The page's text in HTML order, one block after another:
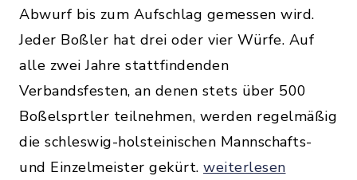
Abwurf bis zum Aufschlag gemessen wird.
Jeder Boßler hat drei oder vier Würfe. Auf
alle zwei Jahre stattfindenden
Verbandsfesten, an denen stets über 500
Boßelsprtler teilnehmen, werden regelmäßig
die schleswig-holsteinischen Mannschafts-
und Einzelmeister gekürt. weiterlesen